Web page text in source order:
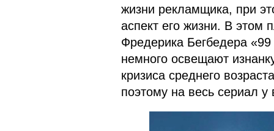
жизни рекламщика, при
аспект его жизни. В этом
Фредерика Бегбедера
немного освещают
кризиса среднего
поэтому на весь сериал у